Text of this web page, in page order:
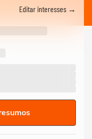
Editar interesses →